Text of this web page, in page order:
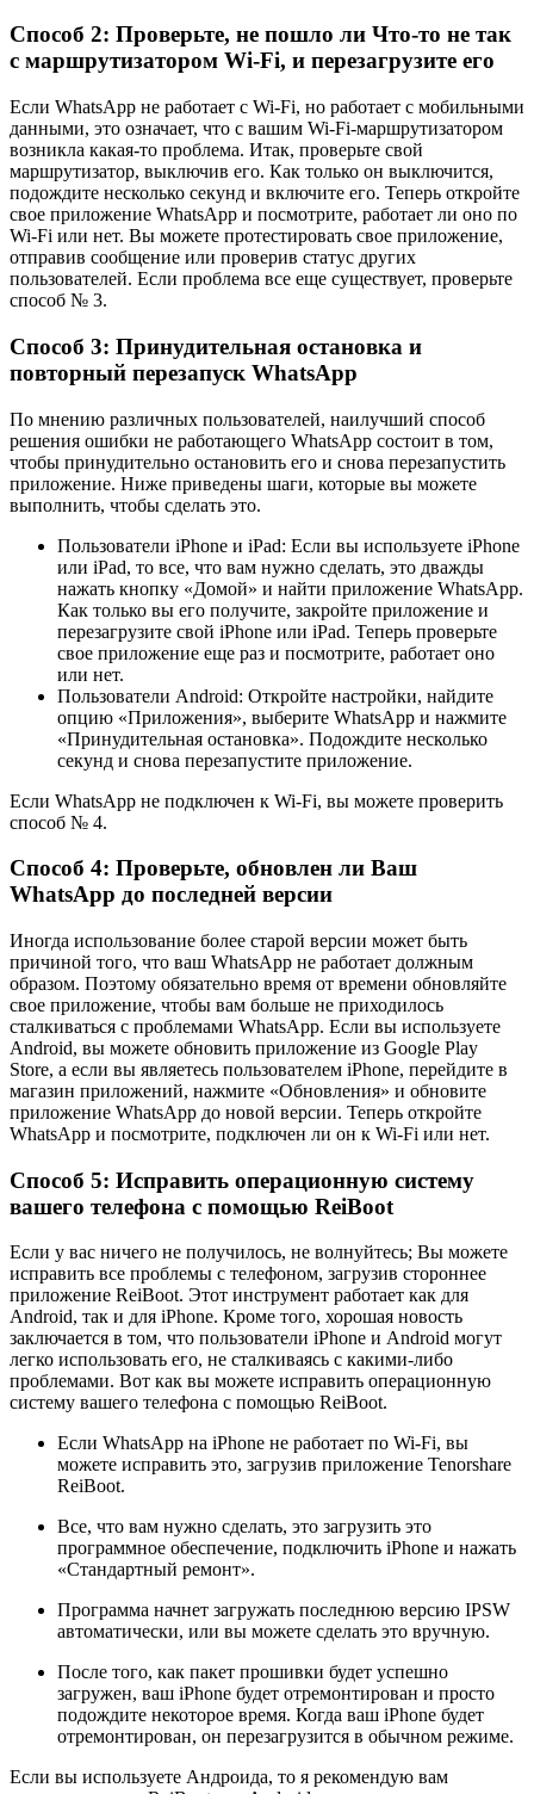
Способ 2: Проверьте, не пошло ли Что-то не так
с маршрутизатором Wi-Fi, и перезагрузите его
Если WhatsApp не работает с Wi-Fi, но работает с мобильными
данными, это означает, что с вашим Wi-Fi-маршрутизатором
возникла какая-то проблема. Итак, проверьте свой
маршрутизатор, выключив его. Как только он выключится,
подождите несколько секунд и включите его. Теперь откройте
свое приложение WhatsApp и посмотрите, работает ли оно по
Wi-Fi или нет. Вы можете протестировать свое приложение,
отправив сообщение или проверив статус других
пользователей. Если проблема все еще существует, проверьте
способ № 3.
Способ 3: Принудительная остановка и
повторный перезапуск WhatsApp
По мнению различных пользователей, наилучший способ
решения ошибки не работающего WhatsApp состоит в том,
чтобы принудительно остановить его и снова перезапустить
приложение. Ниже приведены шаги, которые вы можете
выполнить, чтобы сделать это.
Пользователи iPhone и iPad: Если вы используете iPhone
или iPad, то все, что вам нужно сделать, это дважды
нажать кнопку «Домой» и найти приложение WhatsApp.
Как только вы его получите, закройте приложение и
перезагрузите свой iPhone или iPad. Теперь проверьте
свое приложение еще раз и посмотрите, работает оно
или нет.
Пользователи Android: Откройте настройки, найдите
опцию «Приложения», выберите WhatsApp и нажмите
«Принудительная остановка». Подождите несколько
секунд и снова перезапустите приложение.
Если WhatsApp не подключен к Wi-Fi, вы можете проверить
способ № 4.
Способ 4: Проверьте, обновлен ли Ваш
WhatsApp до последней версии
Иногда использование более старой версии может быть
причиной того, что ваш WhatsApp не работает должным
образом. Поэтому обязательно время от времени обновляйте
свое приложение, чтобы вам больше не приходилось
сталкиваться с проблемами WhatsApp. Если вы используете
Android, вы можете обновить приложение из Google Play
Store, а если вы являетесь пользователем iPhone, перейдите в
магазин приложений, нажмите «Обновления» и обновите
приложение WhatsApp до новой версии. Теперь откройте
WhatsApp и посмотрите, подключен ли он к Wi-Fi или нет.
Способ 5: Исправить операционную систему
вашего телефона с помощью ReiBoot
Если у вас ничего не получилось, не волнуйтесь; Вы можете
исправить все проблемы с телефоном, загрузив стороннее
приложение ReiBoot. Этот инструмент работает как для
Android, так и для iPhone. Кроме того, хорошая новость
заключается в том, что пользователи iPhone и Android могут
легко использовать его, не сталкиваясь с какими-либо
проблемами. Вот как вы можете исправить операционную
систему вашего телефона с помощью ReiBoot.
Если WhatsApp на iPhone не работает по Wi-Fi, вы
можете исправить это, загрузив приложение Tenorshare
ReiBoot.
Все, что вам нужно сделать, это загрузить это
программное обеспечение, подключить iPhone и нажать
«Стандартный ремонт».
Программа начнет загружать последнюю версию IPSW
автоматически, или вы можете сделать это вручную.
После того, как пакет прошивки будет успешно
загружен, ваш iPhone будет отремонтирован и просто
подождите некоторое время. Когда ваш iPhone будет
отремонтирован, он перезагрузится в обычном режиме.
Если вы используете Андроида, то я рекомендую вам